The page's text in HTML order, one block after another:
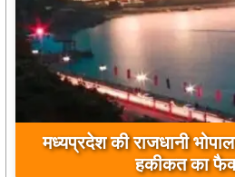
मुख्यमंत्री डॉ. मोहन यादव ने
का अवलोकन कर पर्यटन विकास